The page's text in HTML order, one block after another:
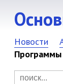
Новости
Программы